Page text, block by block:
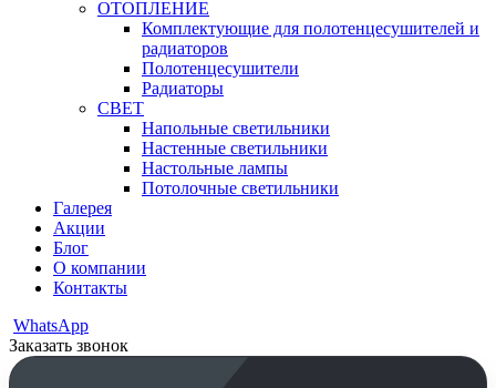
ОТОПЛЕНИЕ
Комплектующие для полотенцесушителей и
радиаторов
Полотенцесушители
Радиаторы
СВЕТ
Напольные светильники
Настенные светильники
Настольные лампы
Потолочные светильники
Галерея
Акции
Блог
О компании
Контакты
WhatsApp
Заказать звонок